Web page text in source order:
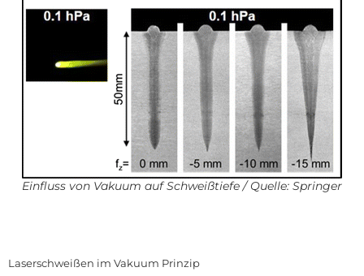
Einfluss von Vakuum auf Schweißtiefe / Quelle: Springer
Laserschweißen im Vakuum Prinzip